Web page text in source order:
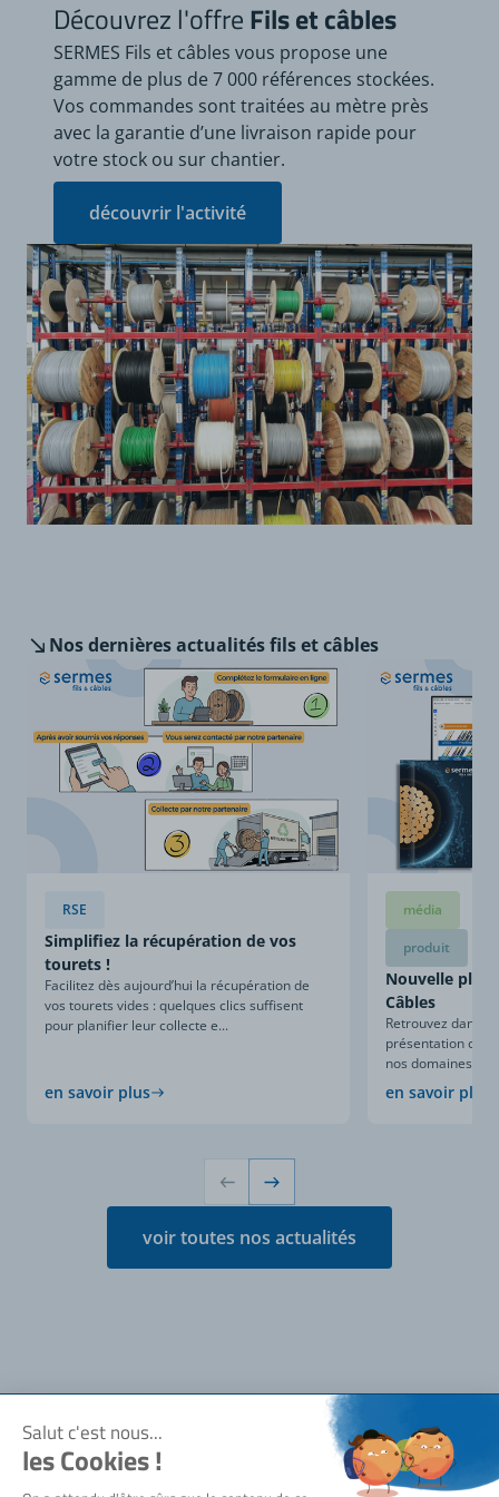
Découvrez l'offreFils et câbles
SERMES Fils et câbles vous propose une
gamme de plus de 7 000 références stockées.
Vos commandes sont traitées au mètre près
avec la garantie d’une livraison rapide pour
votre stock ou sur chantier.
découvrir l'activité
Nos dernièresactualités fils et câbles
RSE
Simplifiez la récupération de vos
tourets !
Facilitez dès aujourd’hui la récupération de
vos tourets vides : quelques clics suffisent
pour planifier leur collecte e...
en savoir plus
média
produit
Nouvelle
Câbles
Retrouvez dans
présentation
nos domaines
en savoir plus
voir toutes nos actualités
Notre société